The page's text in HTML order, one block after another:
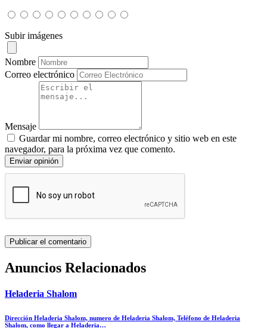
Subir imágenes
Nombre
Correo electrónico
Mensaje
Guardar mi nombre, correo electrónico y sitio web en este
navegador, para la próxima vez que comento.
Enviar opinión
Anuncios Relacionados
Heladeria Shalom
Dirección Heladeria Shalom, numero de Heladeria Shalom, Teléfono de Heladeria
Shalom, como llegar a Heladeria…